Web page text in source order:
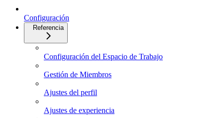
Configuración
Referencia
Configuración del Espacio de Trabajo
Gestión de Miembros
Ajustes del perfil
Ajustes de experiencia